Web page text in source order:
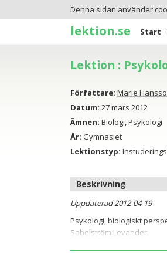
Denna sidan använder
lektion.se Start
Lektion :
Författare: Marie
Datum: 27 mars 2012
Ämnen: Biologi, Psykologi
År: Gymnasiet
Lektionstyp:
Beskrivning
Uppdaterad 2012-04-19
Psykologi, biologiskt
Sabelström Levander.